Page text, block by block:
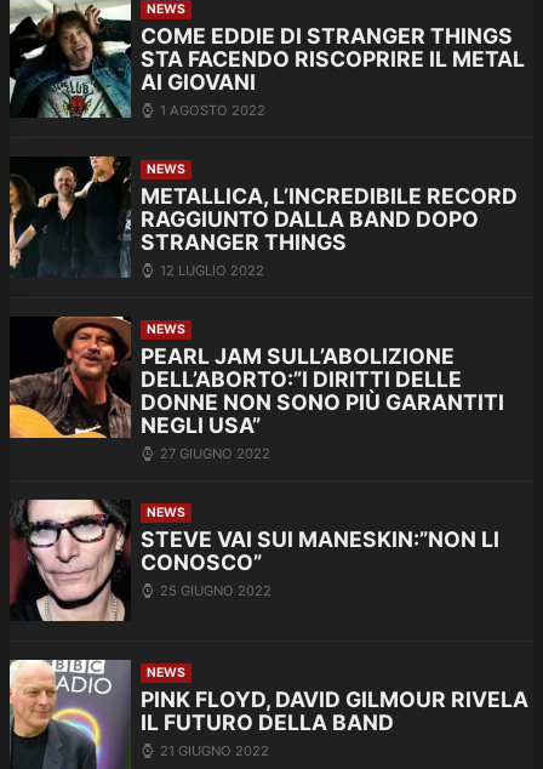
NEWS
COME EDDIE DI STRANGER THINGS
STA FACENDO RISCOPRIRE IL METAL
AI GIOVANI
1 AGOSTO 2022
NEWS
METALLICA, L’INCREDIBILE RECORD
RAGGIUNTO DALLA BAND DOPO
STRANGER THINGS
12 LUGLIO 2022
NEWS
PEARL JAM SULL’ABOLIZIONE
DELL’ABORTO:”I DIRITTI DELLE
DONNE NON SONO PIÙ GARANTITI
NEGLI USA”
27 GIUGNO 2022
NEWS
STEVE VAI SUI MANESKIN:”NON LI
CONOSCO”
25 GIUGNO 2022
NEWS
PINK FLOYD, DAVID GILMOUR RIVELA
IL FUTURO DELLA BAND
21 GIUGNO 2022